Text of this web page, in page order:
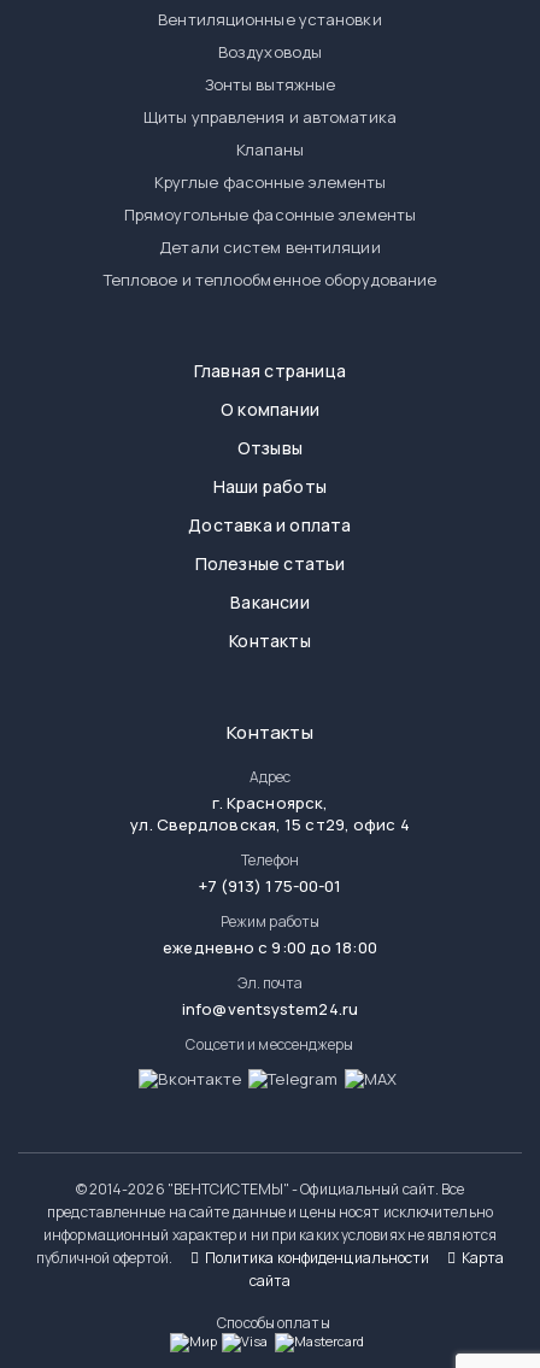
Вентиляционные установки
Воздуховоды
Зонты вытяжные
Щиты управления и автоматика
Клапаны
Круглые фасонные элементы
Прямоугольные фасонные элементы
Детали систем вентиляции
Тепловое и теплообменное оборудование
Главная страница
О компании
Отзывы
Наши работы
Доставка и оплата
Полезные статьи
Вакансии
Контакты
Контакты
Адрес
г.Красноярск,
ул. Свердловская, 15 ст29, офис 4
Телефон
+7 (913) 175-00-01
Режим работы
ежедневно с 9:00 до 18:00
Эл. почта
info@ventsystem24.ru
Соцсети и мессенджеры
© 2014-2026 "ВЕНТСИСТЕМЫ" - Официальный сайт. Все
представленные на сайте данные и цены носят исключительно
информационный характер и ни при каких условиях не являются
публичной офертой.
Политика конфиденциальности
Карта
сайта
Способы оплаты